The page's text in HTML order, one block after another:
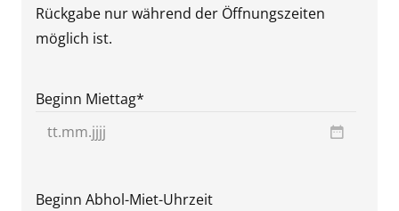
Rückgabe nur während der Öffnungszeiten
möglich ist.
Beginn Miettag*
TT
MM
Beginn Abhol-Miet-Uhrzeit